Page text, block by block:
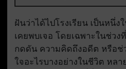
ฝันว่าได้ไปโรงเรียน เป็นหนึ่
เคยพบเจอ โดยเฉพาะในช่ว
กดดัน ความคิดถึงอดีต หรือช่
ใจอะไรบางอย่างในชีวิต หล